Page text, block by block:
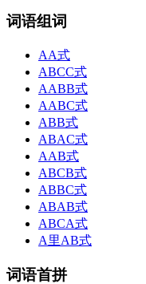
词语组词
AA式
ABCC式
AABB式
AABC式
ABB式
ABAC式
AAB式
ABCB式
ABBC式
ABAB式
ABCA式
A里AB式
词语首拼